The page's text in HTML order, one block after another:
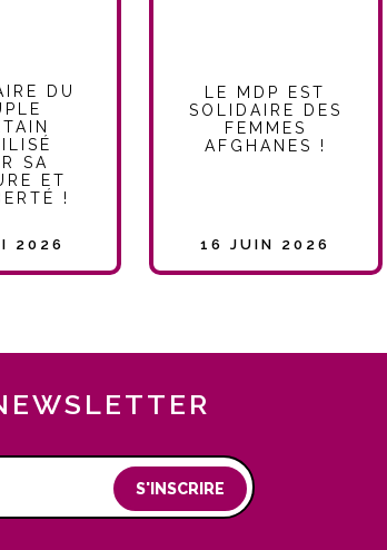
DU
SA
ET
!
2026
LE MDP EST
SOLIDAIRE DES
FEMMES
AFGHANES !
16 JUIN 2026
S'INSCRIRE